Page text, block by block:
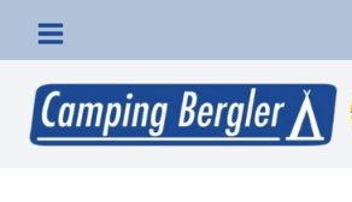
Inhalt
springen